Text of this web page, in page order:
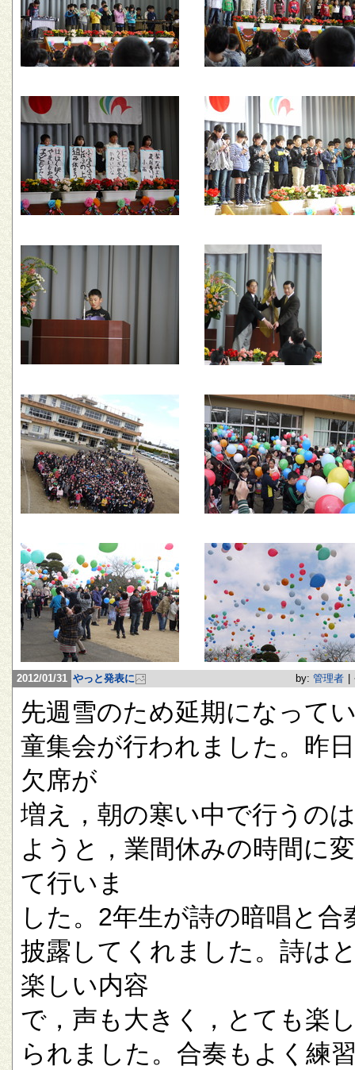
2012/01/31 やっと発表に by: 管理者
先週雪のため延期になって
童集会が行われました。昨
欠席が
増え，朝の寒い中で行うの
ようと，業間休みの時間に
て行いま
した。2年生が詩の暗唱と合
披露してくれました。詩は
楽しい内容
で，声も大きく，とても楽
られました。合奏もよく練